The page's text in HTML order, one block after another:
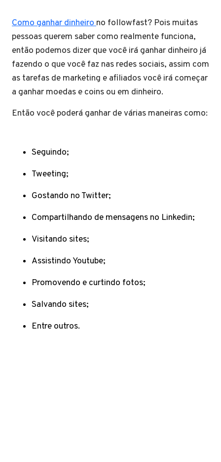
Como ganhar dinheirono followfast? Pois muitas
pessoas querem saber como realmente funciona,
então podemos dizer que você irá ganhar dinheiro já
fazendo o que você faz nas redes sociais, assim com
as tarefas de marketing e afiliados você irá começar
a ganhar moedas e coins ou em dinheiro.
Então você poderá ganhar de várias maneiras como:
Seguindo;
Tweeting;
Gostando no Twitter;
Compartilhando de mensagens no Linkedin;
Visitando sites;
Assistindo Youtube;
Promovendo e curtindo fotos;
Salvando sites;
Entre outros.